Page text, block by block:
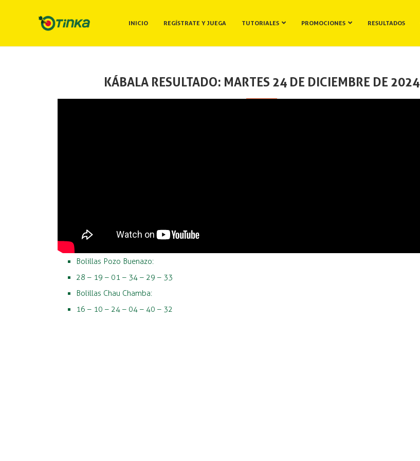
INICIO REGÍSTRATE Y JUEGA TUTORIALES PROMOCIONES RESULTADOS
KÁBALA RESULTADO: MARTES 24 DE DICIEMBRE DE 2024
Bolillas Pozo Buenazo:
28 – 19 – 01 – 34 – 29 – 33
Bolillas Chau Chamba:
16 – 10 – 24 – 04 – 40 – 32